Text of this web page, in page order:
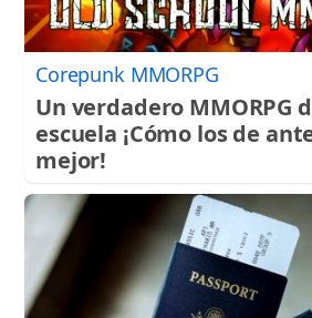
Corepunk MMORPG
Un verdadero MMORPG
escuela ¡Cómo los de
mejor!